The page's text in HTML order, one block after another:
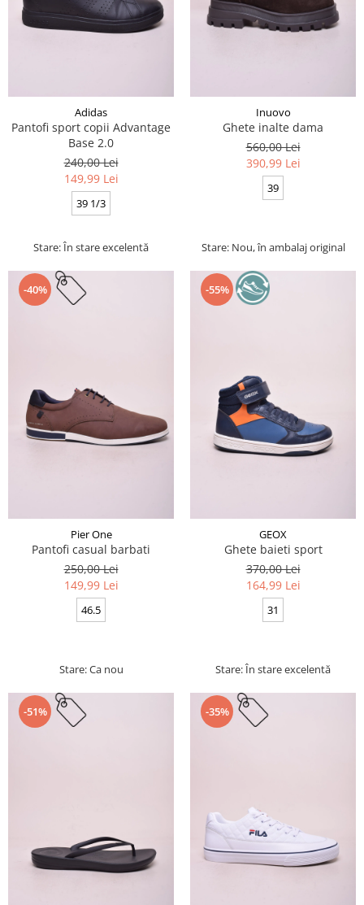
Adidas
Pantofi sport copii Advantage
Base 2.0
240,00 Lei
149,99 Lei
39 1/3
Stare: În stare excelentă
Inuovo
Ghete inalte dama
560,00 Lei
390,99 Lei
39
Stare: Nou, în ambalaj original
-40%
Pier One
Pantofi casual barbati
250,00 Lei
149,99 Lei
46.5
Stare: Ca nou
-55%
GEOX
Ghete baieti sport
370,00 Lei
164,99 Lei
31
Stare: În stare excelentă
-51% -35%